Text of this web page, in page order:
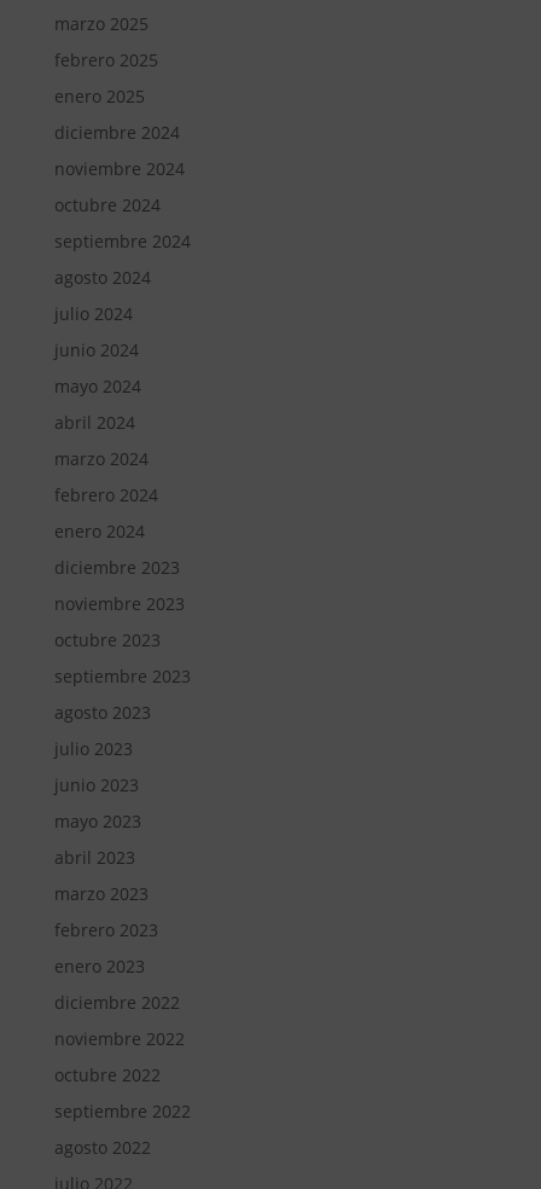
marzo 2025
febrero 2025
enero 2025
diciembre 2024
noviembre 2024
octubre 2024
septiembre 2024
agosto 2024
julio 2024
junio 2024
mayo 2024
abril 2024
marzo 2024
febrero 2024
enero 2024
diciembre 2023
noviembre 2023
octubre 2023
septiembre 2023
agosto 2023
julio 2023
junio 2023
mayo 2023
abril 2023
marzo 2023
febrero 2023
enero 2023
diciembre 2022
noviembre 2022
octubre 2022
septiembre 2022
agosto 2022
julio 2022